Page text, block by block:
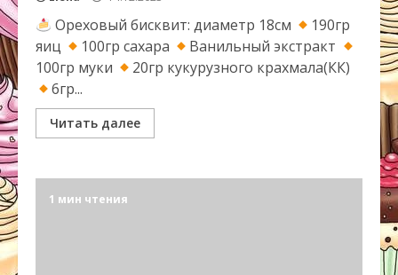
Ореховый бисквит: диаметр 18см
190гр
яиц
100гр сахара
Ванильный экстракт
100гр муки
20гр кукурузного крахмала(КК)
6гр...
Читать далее
1 мин чтения